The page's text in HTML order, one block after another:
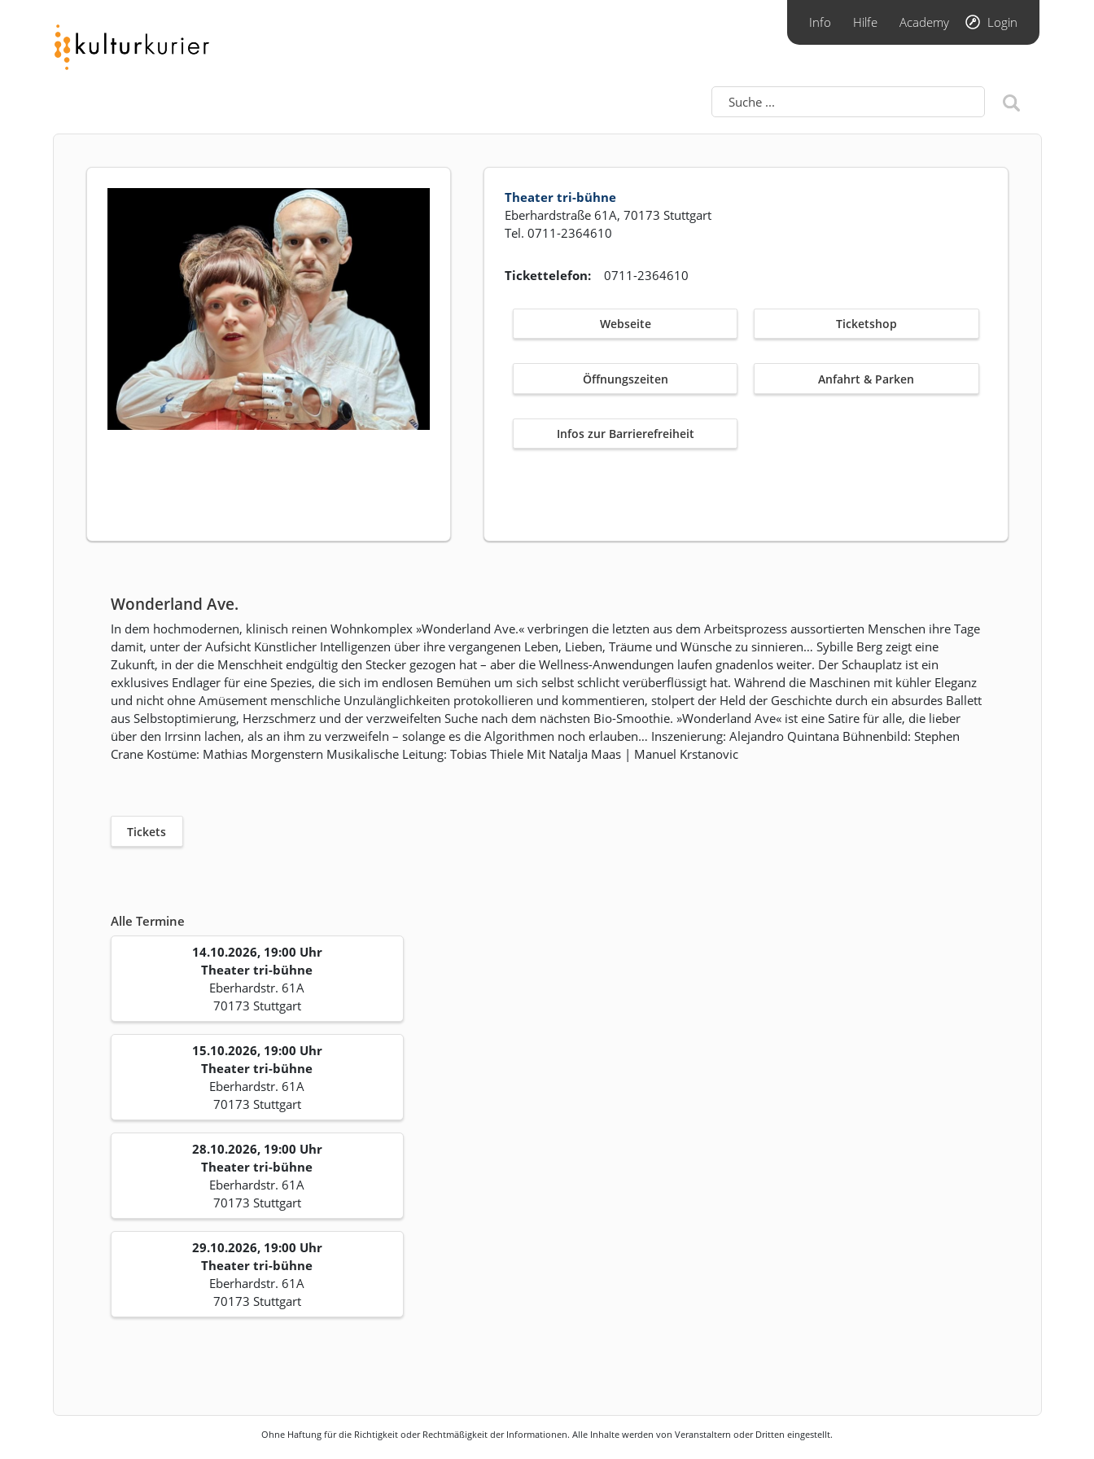
Info Hilfe Academy Login
Theater tri-bühne
Eberhardstraße 61A, 70173 Stuttgart
Tel. 0711-2364610
Tickettelefon: 0711-2364610
Webseite Ticketshop
Öffnungszeiten Anfahrt & Parken
Infos zur Barrierefreiheit
Wonderland Ave.
In dem hochmodernen, klinisch reinen Wohnkomplex »Wonderland Ave.« verbringen die letzten aus dem Arbeitsprozess aussortierten Menschen ihre Tage
damit, unter der Aufsicht Künstlicher Intelligenzen über ihre vergangenen Leben, Lieben, Träume und Wünsche zu sinnieren… Sybille Berg zeigt eine
Zukunft, in der die Menschheit endgültig den Stecker gezogen hat – aber die Wellness-Anwendungen laufen gnadenlos weiter. Der Schauplatz ist ein
exklusives Endlager für eine Spezies, die sich im endlosen Bemühen um sich selbst schlicht verüberflüssigt hat. Während die Maschinen mit kühler Eleganz
und nicht ohne Amüsement menschliche Unzulänglichkeiten protokollieren und kommentieren, stolpert der Held der Geschichte durch ein absurdes Ballett
aus Selbstoptimierung, Herzschmerz und der verzweifelten Suche nach dem nächsten Bio-Smoothie. »Wonderland Ave« ist eine Satire für alle, die lieber
über den Irrsinn lachen, als an ihm zu verzweifeln – solange es die Algorithmen noch erlauben… Inszenierung: Alejandro Quintana Bühnenbild: Stephen
Crane Kostüme: Mathias Morgenstern Musikalische Leitung: Tobias Thiele Mit Natalja Maas | Manuel Krstanovic
Tickets
Alle Termine
14.10.2026, 19:00 Uhr
Theater tri-bühne
Eberhardstr. 61A
70173 Stuttgart
15.10.2026, 19:00 Uhr
Theater tri-bühne
Eberhardstr. 61A
70173 Stuttgart
28.10.2026, 19:00 Uhr
Theater tri-bühne
Eberhardstr. 61A
70173 Stuttgart
29.10.2026, 19:00 Uhr
Theater tri-bühne
Eberhardstr. 61A
70173 Stuttgart
Ohne Haftung für die Richtigkeit oder Rechtmäßigkeit der Informationen. Alle Inhalte werden von Veranstaltern oder Dritten eingestellt.